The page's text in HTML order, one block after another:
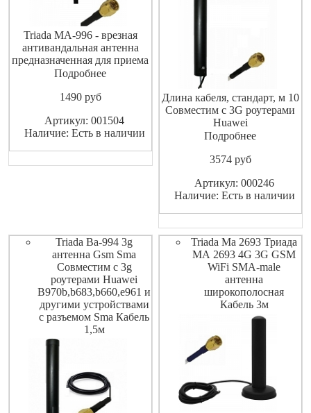
Triada MA-996 - врезная
антивандальная антенна
предназначенная для приема
и передачи сигналов в трех
усилением 5 дБ), GSM 1800
Длина кабеля: 1.5 м
Подробнее
1490pуб
Артикул: 001504
Наличие: Есть в наличии
Длина кабеля, стандарт, м 10
Совместим с 3G роутерами
Huawei
B970b,B683,B660,E961 и
разъемом SMA
Подробнее
3574pуб
Артикул: 000246
Наличие: Есть в наличии
Triada Ba-994 3g
антенна Gsm Sma
Совместим с 3g
роутерами Huawei
B970b,b683,b660,e961 и
другими устройствами
с разъемом Sma Кабель
1,5м
Triada Ma 2693 Триада
МА 2693 4G 3G GSM
WiFi SMA-male
антенна
широкополосная
Кабель 3м